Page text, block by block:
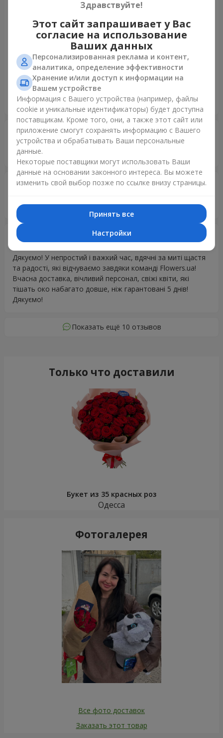
швидко на мій запит щодо не правильного кольору квітів.
Єдине, що коли я замовляла букети на сайті, не було
заявлено те, що поставки тих квітів, які були у
заявленених букетах не було, а саме належного мені
кольору. Зі мною хотіли звʼязатися, але так як я не
перебуваю в Україні, я не знала, що у вас є номер
телефону США, тому не відповіла на телефонний дзвінок.
Менеджери відреагували швидку на мою скаргу щодо не
того кольору квітів і зробили бонус на наступне
замовлення.
Гарельченкова Оксана Василівна. 30.07.2025
5
Все супер!
Аліна 11.05.2025
Дякую,мама була счастлива
Ольга
5
Дякуємо! У непростий і важкий час, вдячні за миті щастя
та радості, які відчуваємо завдяки команді Flowers.ua!
Вчасна доставка, вічливий персонал, свіжі квіти, які
тішать око набагато довше, ніж гарантовані 5 днів!
Дякуємо!
Показать ещё 10 отзывов
Только что доставили
Букет из 35 красных роз
Одесса
Фотогалерея
Все фото доставок
Заказать этот товар
Здравствуйте!
Этот сайт запрашивает у Вас
согласие на использование
Ваших данных
Персонализированная реклама и контент,
аналитика, определение эффективности
Хранение и/или доступ к информации на
Вашем устройстве
Информация с Вашего устройства (например, файлы
cookie и уникальные идентификаторы) будет доступна
поставщикам. Кроме того, они, а также этот сайт или
приложение смогут сохранять информацию с Вашего
устройства и обрабатывать Ваши персональные
данные.
Некоторые поставщики могут использовать Ваши
данные на основании законного интереса. Вы можете
изменить свой выбор позже по ссылке внизу страницы.
Принять все
Настройки